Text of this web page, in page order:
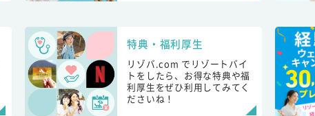
特典・福利厚生
リゾバ.com でリゾートバイ
トをしたら、お得な特典や福
利厚生をぜひ利用してみてく
ださいね！